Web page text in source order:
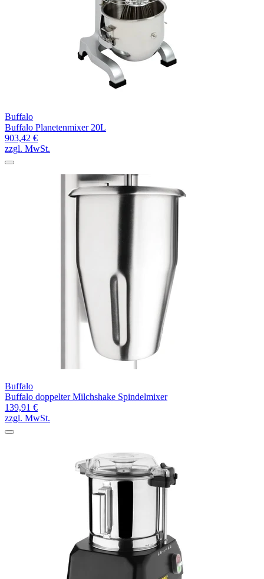
Buffalo
Buffalo Planetenmixer 20L
903,42 €
zzgl. MwSt.
Buffalo
Buffalo doppelter Milchshake Spindelmixer
139,91 €
zzgl. MwSt.